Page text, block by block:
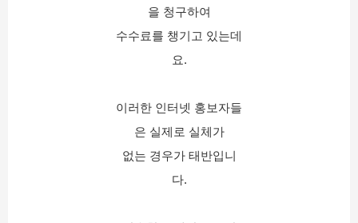
을 청구하여
수수료를 챙기고 있는데
요.
이러한 인터넷 홍보자들
은 실제로 실체가
없는 경우가 태반입니
다.